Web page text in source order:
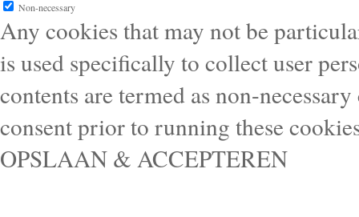
Non-necessary
Any cookies that may not be
is used specifically to collect user
contents are termed as non-
consent prior to running these
OPSLAAN & ACCEPTEREN